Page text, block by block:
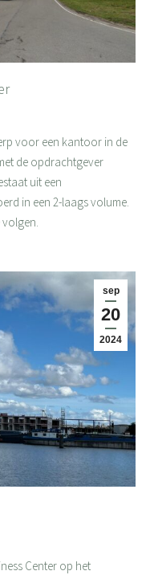
voor een kantoor in de
de opdrachtgever
uit een
in een 2-laags volume.
sep
20
2024
Center op het